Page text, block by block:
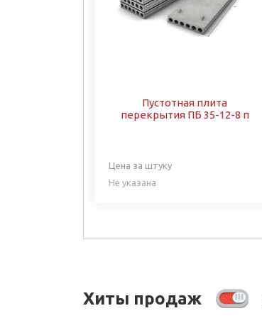
Пустотная плита
перекрытия ПБ 35-12-8 п
Цена за штуку
Не указана
Хиты продаж